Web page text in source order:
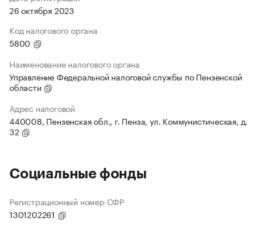
26 октября 2023
Код налогового органа
5800
Наименование налогового органа
Управление Федеральной налоговой службы по Пензенской
области
Адрес налоговой
440008, Пензенская обл., г. Пенза, ул. Коммунистическая, д.
32
Социальные фонды
Регистрационный номер СФР
1301202261